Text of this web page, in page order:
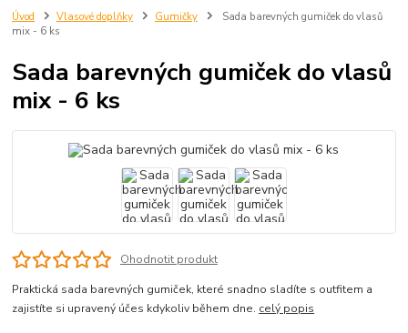
Úvod Vlasové doplňky Gumičky
Sada barevných gumiček do vlasů
mix - 6 ks
Sada barevných gumiček do vlasů
mix - 6 ks
Ohodnotit produkt
Praktická sada barevných gumiček, které snadno sladíte s outfitem a
zajistíte si upravený účes kdykoliv během dne. celý popis